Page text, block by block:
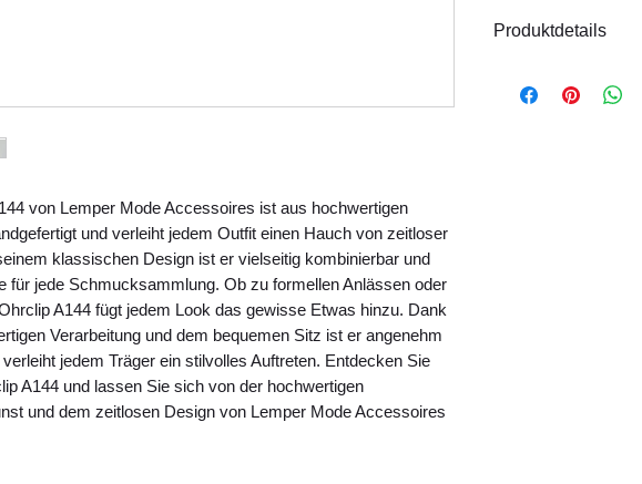
von Lemper Mode Accessoires ist aus hochwertigen
und verleiht jedem Outfit einen Hauch von zeitloser
klassischen Design ist er vielseitig kombinierbar und
für jede Schmucksammlung. Ob zu formellen Anlässen oder
A144 fügt jedem Look das gewisse Etwas hinzu. Dank
Verarbeitung und dem bequemen Sitz ist er angenehm
jedem Träger ein stilvolles Auftreten. Entdecken Sie
A144 und lassen Sie sich von der hochwertigen
und dem zeitlosen Design von Lemper Mode Accessoires
Produktdetails
Größe: ca. 20